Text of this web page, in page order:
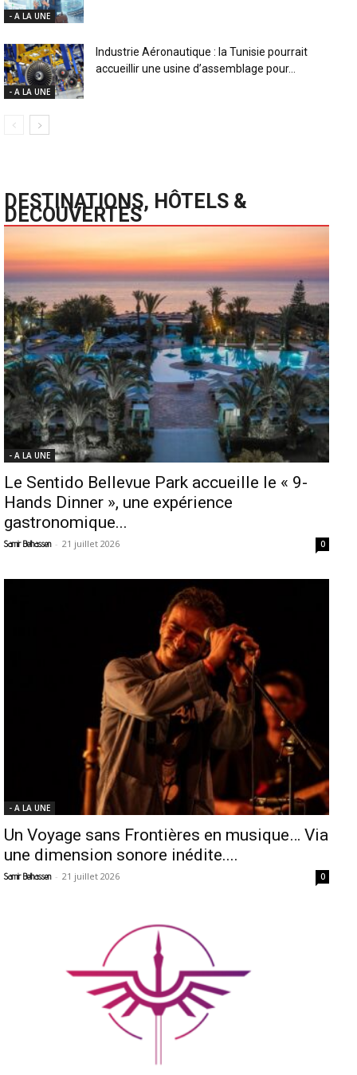
- A LA UNE
- A LA UNE
Industrie Aéronautique : la Tunisie pourrait
accueillir une usine d’assemblage pour...
DESTINATIONS, HÔTELS &
DECOUVERTES
- A LA UNE
Le Sentido Bellevue Park accueille le « 9-
Hands Dinner », une expérience
gastronomique...
Samir Belhassen - 21 juillet 2026 0
- A LA UNE
Un Voyage sans Frontières en musique… Via
une dimension sonore inédite....
Samir Belhassen - 21 juillet 2026 0